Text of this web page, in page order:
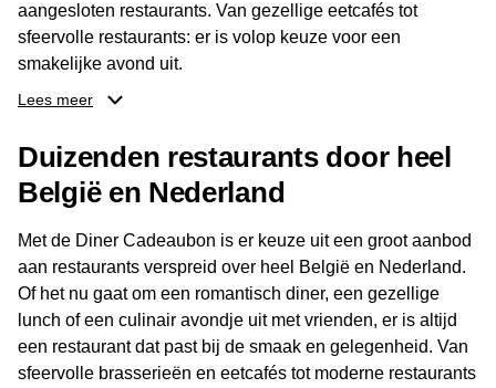
aangesloten restaurants. Van gezellige eetcafés tot
sfeervolle restaurants: er is volop keuze voor een
smakelijke avond uit.
ontvanger eenvoudig een locatie kiezen die past bij de
smaak en gelegenheid. Zo geeft de Diner Cadeaubon niet
alleen een diner, maar ook een gezellig moment om
Lees meer
Duizenden restaurants door heel
België en Nederland
Met de Diner Cadeaubon is er keuze uit een groot aanbod
aan restaurants verspreid over heel België en Nederland.
Of het nu gaat om een romantisch diner, een gezellige
lunch of een culinair avondje uit met vrienden, er is altijd
een restaurant dat past bij de smaak en gelegenheid. Van
sfeervolle brasserieën en eetcafés tot moderne restaurants